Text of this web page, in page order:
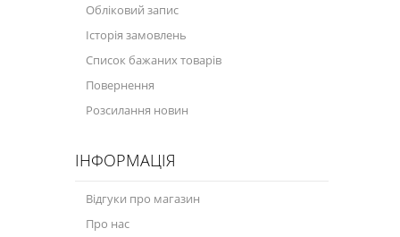
Спеціальні програми
Велосипедна програма
Моторна олива для мотоцикла
Оливи для моторів човнів
Продукція для саду
Промислова програма
Обліковий запис
Історія замовлень
Список бажаних товарів
Повернення
Розсилання новин
ІНФОРМАЦІЯ
Відгуки про магазин
Про нас